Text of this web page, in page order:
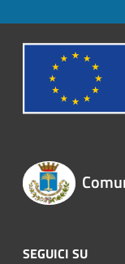
SEGUICI SU